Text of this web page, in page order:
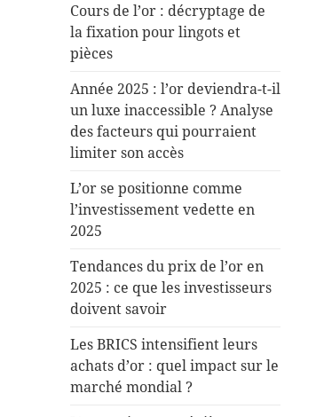
Cours de l’or : décryptage de
la fixation pour lingots et
pièces
Année 2025 : l’or deviendra-t-il
un luxe inaccessible ? Analyse
des facteurs qui pourraient
limiter son accès
L’or se positionne comme
l’investissement vedette en
2025
Tendances du prix de l’or en
2025 : ce que les investisseurs
doivent savoir
Les BRICS intensifient leurs
achats d’or : quel impact sur le
marché mondial ?